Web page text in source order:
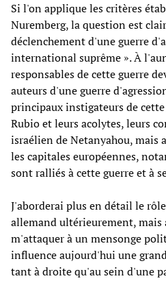
Si l'on applique les critères
Nuremberg, la question est
déclenchement d'une guerre
international suprême ». À
responsables de cette guerre
auteurs d'une guerre
principaux instigateurs de
Rubio et leurs acolytes, leurs
israélien de Netanyahou, mais
les capitales européennes,
sont ralliés à cette guerre et à
J'aborderai plus en détail le
allemand ultérieurement, mais
m'attaquer à un mensonge
influence aujourd'hui une
tant à droite qu'au sein d'une